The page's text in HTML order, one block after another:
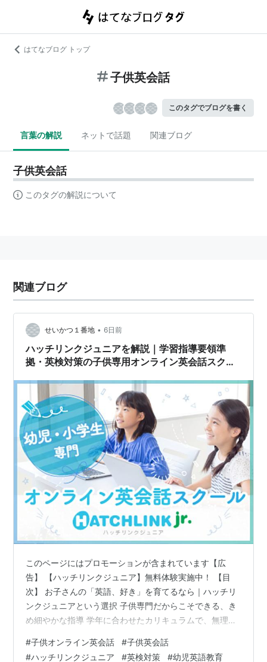
はてなブログ トップ
子供英会話
このタグでブログを書く
言葉の解説 ネットで話題 関連ブログ
子供英会話
このタグの解説について
関連ブログ
せいかつ１番地 • 6日前
ハッチリンクジュニアを解説｜学習指導要領準
拠・英検対策の子供専用オンライン英会話スクー
このページにはプロモーションが含まれています【広
告】 【ハッチリンクジュニア】無料体験実施中！ 【目
次】 お子さんの「英語、好き」を育てるなら｜ハッチリ
ンクジュニアという選択 子供専門だからこそできる、き
め細やかな指導 学年に合わせたカリキュラムで、無理な
弟・親子でのアカウントシェアもできて経済的 オンライ
#子供オンライン英会話 #子供英会話
#ハッチリンクジュニア #英検対策 #幼児英語教育